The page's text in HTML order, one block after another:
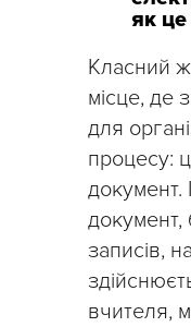
як
Класний
місце, де
для
процесу:
документ,
записів,
вчителя,